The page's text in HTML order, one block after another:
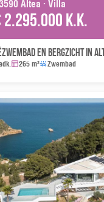
Altea · Villa
2.295.000 k.k.
en bergzicht in
265 m² Zwembad